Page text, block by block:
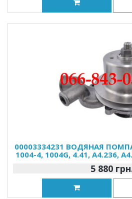
00003334231 ВОДЯНАЯ
1004-4, 1004G, 4.41, A4.236,
5 880